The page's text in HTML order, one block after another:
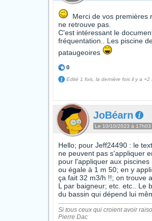
Merci de vos premières
ne retrouve pas.
C'est intéressant le
fréquentation.. Les piscine
pataugeoires
0
Edité 1 fois, la dernière fois il y a +2
JoBéarn
Le 10/10/2023 à 17h03
Hello; pour Jeff24490 : le
ne peuvent pas s'appliquer
pour l'appliquer aux
ou égale à 1 m 50; en y
ça fait 32 m3/h !!; on trouve
L par baigneur; etc. etc.. Le
du bassin qui dépend lui
Si tous ceux qui croient avoir
Pierre Dac